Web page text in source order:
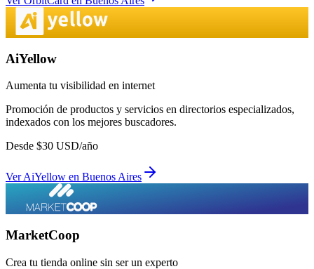
AiYellow
Aumenta tu visibilidad en internet
Promoción de productos y servicios en directorios especializados,
indexados con los mejores buscadores.
Desde $30 USD/año
VerAiYellow en Buenos Aires
MarketCoop
Crea tu tienda online sin ser un experto